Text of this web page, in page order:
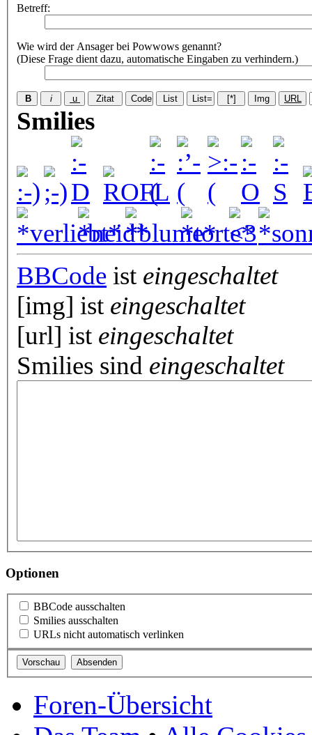
Betreff:
Wie wird der Ansager bei Powwows genannt?
(Diese Frage dient dazu, automatische Eingaben zu verhindern.)
Smilies
BBCode ist eingeschaltet
[img] ist eingeschaltet
[url] ist eingeschaltet
Smilies sind eingeschaltet
Optionen
BBCode ausschalten
Smilies ausschalten
URLs nicht automatisch verlinken
Foren-Übersicht